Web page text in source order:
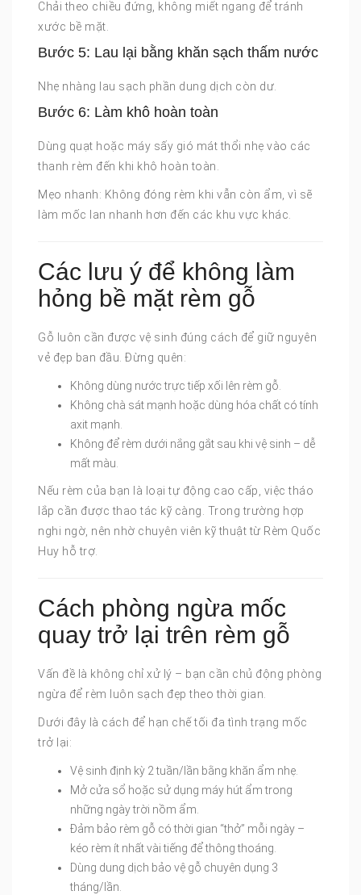
Chải theo chiều đứng, không miết ngang để tránh
xước bề mặt.
Bước 5: Lau lại bằng khăn sạch thấm nước
Nhẹ nhàng lau sạch phần dung dịch còn dư.
Bước 6: Làm khô hoàn toàn
Dùng quạt hoặc máy sấy gió mát thổi nhẹ vào các
thanh rèm đến khi khô hoàn toàn.
Mẹo nhanh: Không đóng rèm khi vẫn còn ẩm, vì sẽ
làm mốc lan nhanh hơn đến các khu vực khác.
Các lưu ý để không làm
hỏng bề mặt rèm gỗ
Gỗ luôn cần được vệ sinh đúng cách để giữ nguyên
vẻ đẹp ban đầu. Đừng quên:
Không dùng nước trực tiếp xối lên rèm gỗ.
Không chà sát mạnh hoặc dùng hóa chất có tính
axit mạnh.
Không để rèm dưới nắng gắt sau khi vệ sinh – dễ
mất màu.
Nếu rèm của bạn là loại tự động cao cấp, việc tháo
lắp cần được thao tác kỹ càng. Trong trường hợp
nghi ngờ, nên nhờ chuyên viên kỹ thuật từ Rèm Quốc
Huy hỗ trợ.
Cách phòng ngừa mốc
quay trở lại trên rèm gỗ
Vấn đề là không chỉ xử lý – bạn cần chủ động phòng
ngừa để rèm luôn sạch đẹp theo thời gian.
Dưới đây là cách để hạn chế tối đa tình trạng mốc
trở lại:
Vệ sinh định kỳ 2 tuần/lần bằng khăn ẩm nhẹ.
Mở cửa sổ hoặc sử dụng máy hút ẩm trong
những ngày trời nồm ẩm.
Đảm bảo rèm gỗ có thời gian “thở” mỗi ngày –
kéo rèm ít nhất vài tiếng để thông thoáng.
Dùng dung dịch bảo vệ gỗ chuyên dụng 3
tháng/lần.